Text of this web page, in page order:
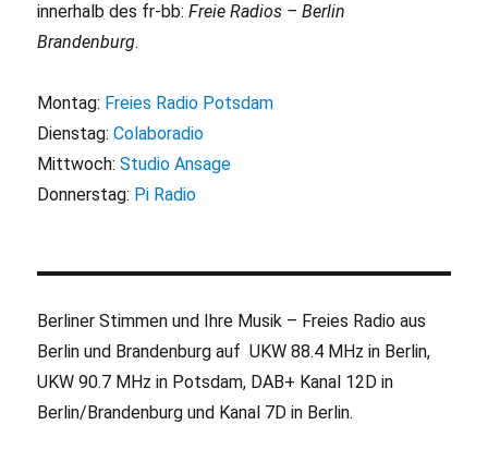
innerhalb des fr-bb:Freie Radios – Berlin
Brandenburg.
Montag: Freies Radio Potsdam
Dienstag:Colaboradio
Mittwoch:Studio Ansage
Donnerstag: Pi Radio
Berliner Stimmen und Ihre Musik – Freies Radio aus
Berlin und Brandenburg auf UKW 88.4 MHz in Berlin,
UKW 90.7 MHz in Potsdam, DAB+ Kanal 12D in
Berlin/Brandenburg und Kanal 7D in Berlin.